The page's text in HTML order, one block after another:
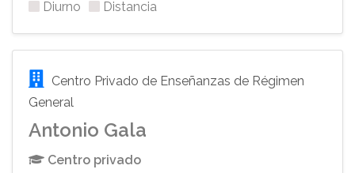
Diurno
Distancia
Centro Privado de Enseñanzas de Régimen
General
Antonio Gala
Centro privado